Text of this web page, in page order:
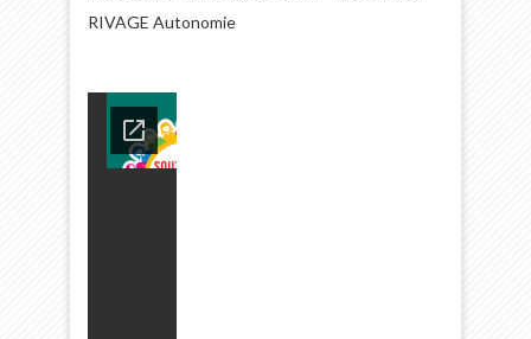
RIVAGE Autonomie